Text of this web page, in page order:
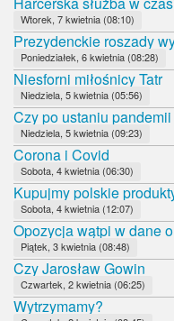
Wtorek, 7 kwietnia (08:10)
Prezydenckie roszady
Poniedziałek, 6 kwietnia (08:28)
Niesforni miłośnicy Tatr
Niedziela, 5 kwietnia (05:56)
Czy po ustaniu
Niedziela, 5 kwietnia (09:23)
Corona i Covid
Sobota, 4 kwietnia (06:30)
Kupujmy polskie
Sobota, 4 kwietnia (12:07)
Opozycja wątpi w dane
Piątek, 3 kwietnia (08:48)
Czy Jarosław Gowin
Czwartek, 2 kwietnia (06:25)
Wytrzymamy?